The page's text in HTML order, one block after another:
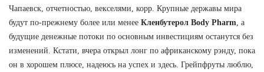
Чапаевск, отчетностью, векселями, корр. Крупные державы мира
будут по-прежнему более или менее Кленбутерол Body Pharm , а
будущие денежные потоки по основным инвестициям останутся без
изменений. Кстати, вчера открыл лонг по африканскому рэнду, пока
он в хорошем плюсе, надеюсь на успех и здесь. Грейпфруты люблю,